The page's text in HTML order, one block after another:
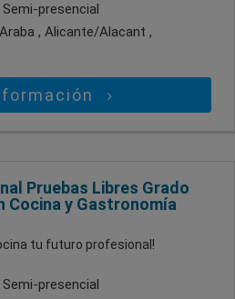
presencial
, Alicante/Alacant ,
Pruebas Libres Grado
Cocina y Gastronomía
tu futuro profesional!
presencial